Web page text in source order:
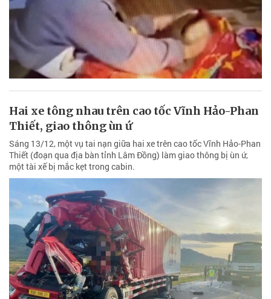
Hai xe tông nhau trên cao tốc Vĩnh Hảo-Phan
Thiết, giao thông ùn ứ
Sáng 13/12, một vụ tai nạn giữa hai xe trên cao tốc Vĩnh Hảo-Phan
Thiết (đoạn qua địa bàn tỉnh Lâm Đồng) làm giao thông bị ùn ứ,
một tài xế bị mắc kẹt trong cabin.